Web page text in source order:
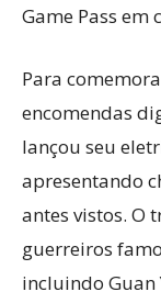
Game Pass em
Para
encomendas
lançou seu
apresentando
antes vistos. O
guerreiros
incluindo Guan